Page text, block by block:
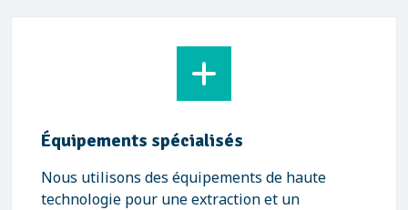
Équipements spécialisés
Nous utilisons des équipements de haute
technologie pour une extraction et un